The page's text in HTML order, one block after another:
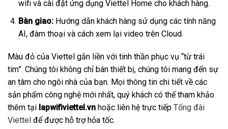
wifi và cài đặt ứng dụng Viettel Home cho khách hàng.
Bàn giao:Hướng dẫn khách hàng sử dụng các tính năng
AI, đàm thoại và cách xem lại video trên Cloud.
Màu đỏ của Viettel gắn liền với tinh thần phục vụ “từ trái
tim”. Chúng tôi không chỉ bán thiết bị, chúng tôi mang đến sự
an tâm cho ngôi nhà của bạn. Mọi thông tin chi tiết về các
sản phẩm công nghệ mới nhất, quý khách có thể tham khảo
thêm tại lapwifiviettel.vn hoặc liên hệ trực tiếp Tổng đài
Viettel để được hỗ trợ hỏa tốc.